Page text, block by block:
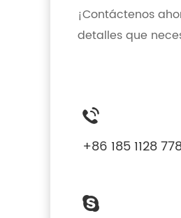
¡Contáctenos
detalles que
+86 185 1128